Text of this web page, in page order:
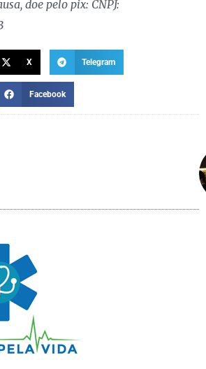
doe pelo pix: CNPJ:
X Telegram
Facebook